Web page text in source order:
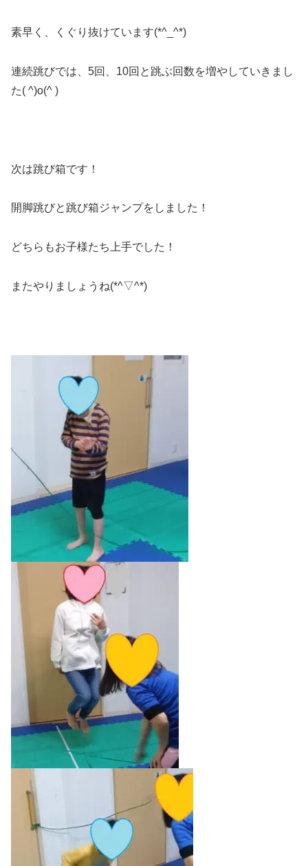
素早く、くぐり抜けています(*^_^*)
連続跳びでは、5回、10回と跳ぶ回数を増やしていきまし
た( ^)o(^ )
次は跳び箱です！
開脚跳びと跳び箱ジャンプをしました！
どちらもお子様たち上手でした！
またやりましょうね(*^▽^*)